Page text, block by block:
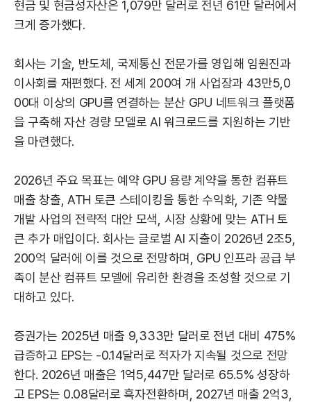
현금 및 현금성자산은 1,079만 달러로 전년 61만 달러에서
크게 증가했다.
회사는 기술, 반도체, 국제통신 전문가를 영입해 임원진과
이사회를 재편했다. 전 세계 200여 개 사업장과 43만5,0
00대 이상의 GPU를 연결하는 분산 GPU 네트워크 플랫폼
을 구축해 자산 경량 모델로 AI 워크로드를 지원하는 기반
을 마련했다.
2026년 주요 목표는 예약 GPU 용량 계약을 통한 컴퓨트
매출 창출, ATH 토큰 스테이킹을 통한 수익화, 기존 약물
개발 사업의 전략적 대안 모색, 시장 상황에 맞는 ATH 토
큰 추가 매입이다. 회사는 글로벌 AI 지출이 2026년 2조5,
200억 달러에 이를 것으로 전망하며, GPU 인프라 공급 부
족이 분산 컴퓨트 모델에 유리한 환경을 조성할 것으로 기
대하고 있다.
증권가는 2025년 매출 9,333만 달러로 전년 대비 475%
급증하고 EPS는 -0.14달러로 적자가 지속될 것으로 전망
한다. 2026년 매출은 1억5,447만 달러로 65.5% 성장하
고 EPS는 0.08달러로 흑자전환하며, 2027년 매출 2억3,